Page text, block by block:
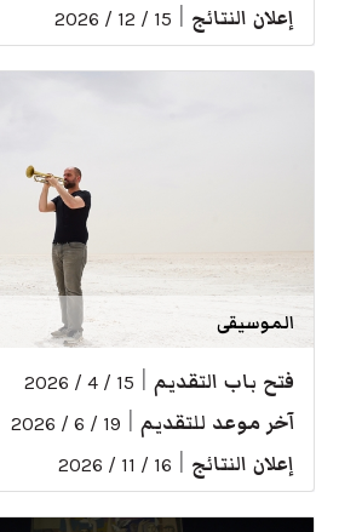
إعلان النتائج 15 / 12 / 2026
الموسيقى
فتح باب التقديم 15 / 4 / 2026
آخر موعد للتقديم 19 / 6 / 2026
إعلان النتائج 16 / 11 / 2026